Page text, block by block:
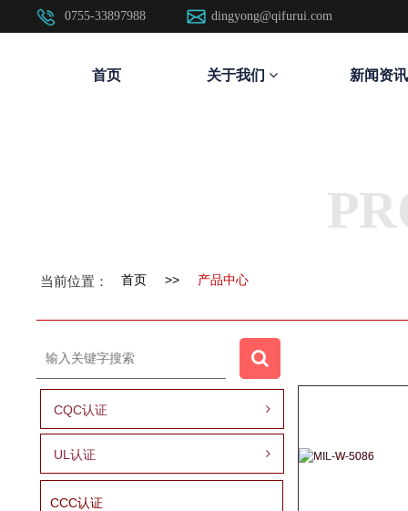
首页 关于我们 新闻资讯
0755-33897988 dingyong@qifurui.com
当前位置： 首页 >> 产品中心
CQC认证
UL认证
CCC认证